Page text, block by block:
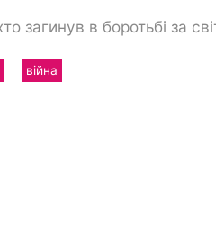
загинув в боротьбі за
війна